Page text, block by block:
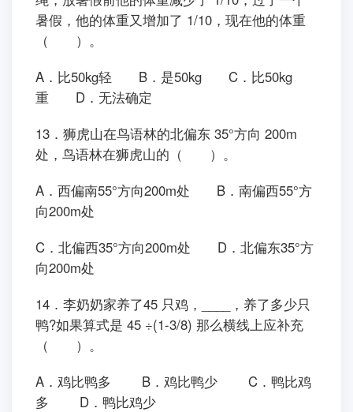
暑假，他的体重又增加了 1/10，现在他的体重
（ ）。
A．比50kg轻 B．是50kg C．比50kg
重 D．无法确定
13．狮虎山在鸟语林的北偏东 35°方向 200m
处，鸟语林在狮虎山的（ ）。
A．西偏南55°方向200m处 B．南偏西55°方
向200m处
C．北偏西35°方向200m处 D．北偏东35°方
向200m处
14．李奶奶家养了45 只鸡，____，养了多少只
鸭?如果算式是 45 ÷(1-3/8) 那么横线上应补充
（ ）。
A．鸡比鸭多 B．鸡比鸭少 C．鸭比鸡
多 D．鸭比鸡少